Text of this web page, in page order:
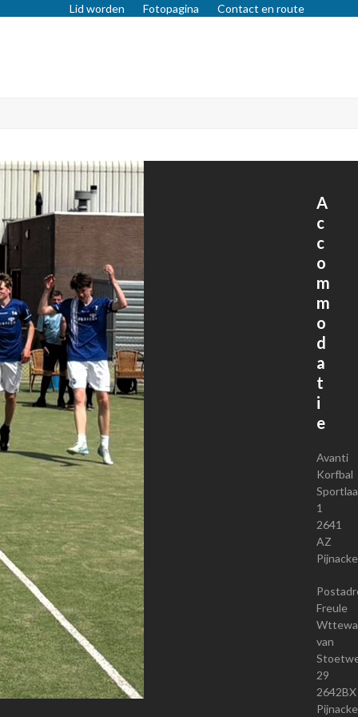
Lid worden Fotopagina Contact en route
A
c
c
o
m
m
o
d
a
t
i
e
Avanti
Korfbal
1
2641
AZ
Freule
van
29
2642BX